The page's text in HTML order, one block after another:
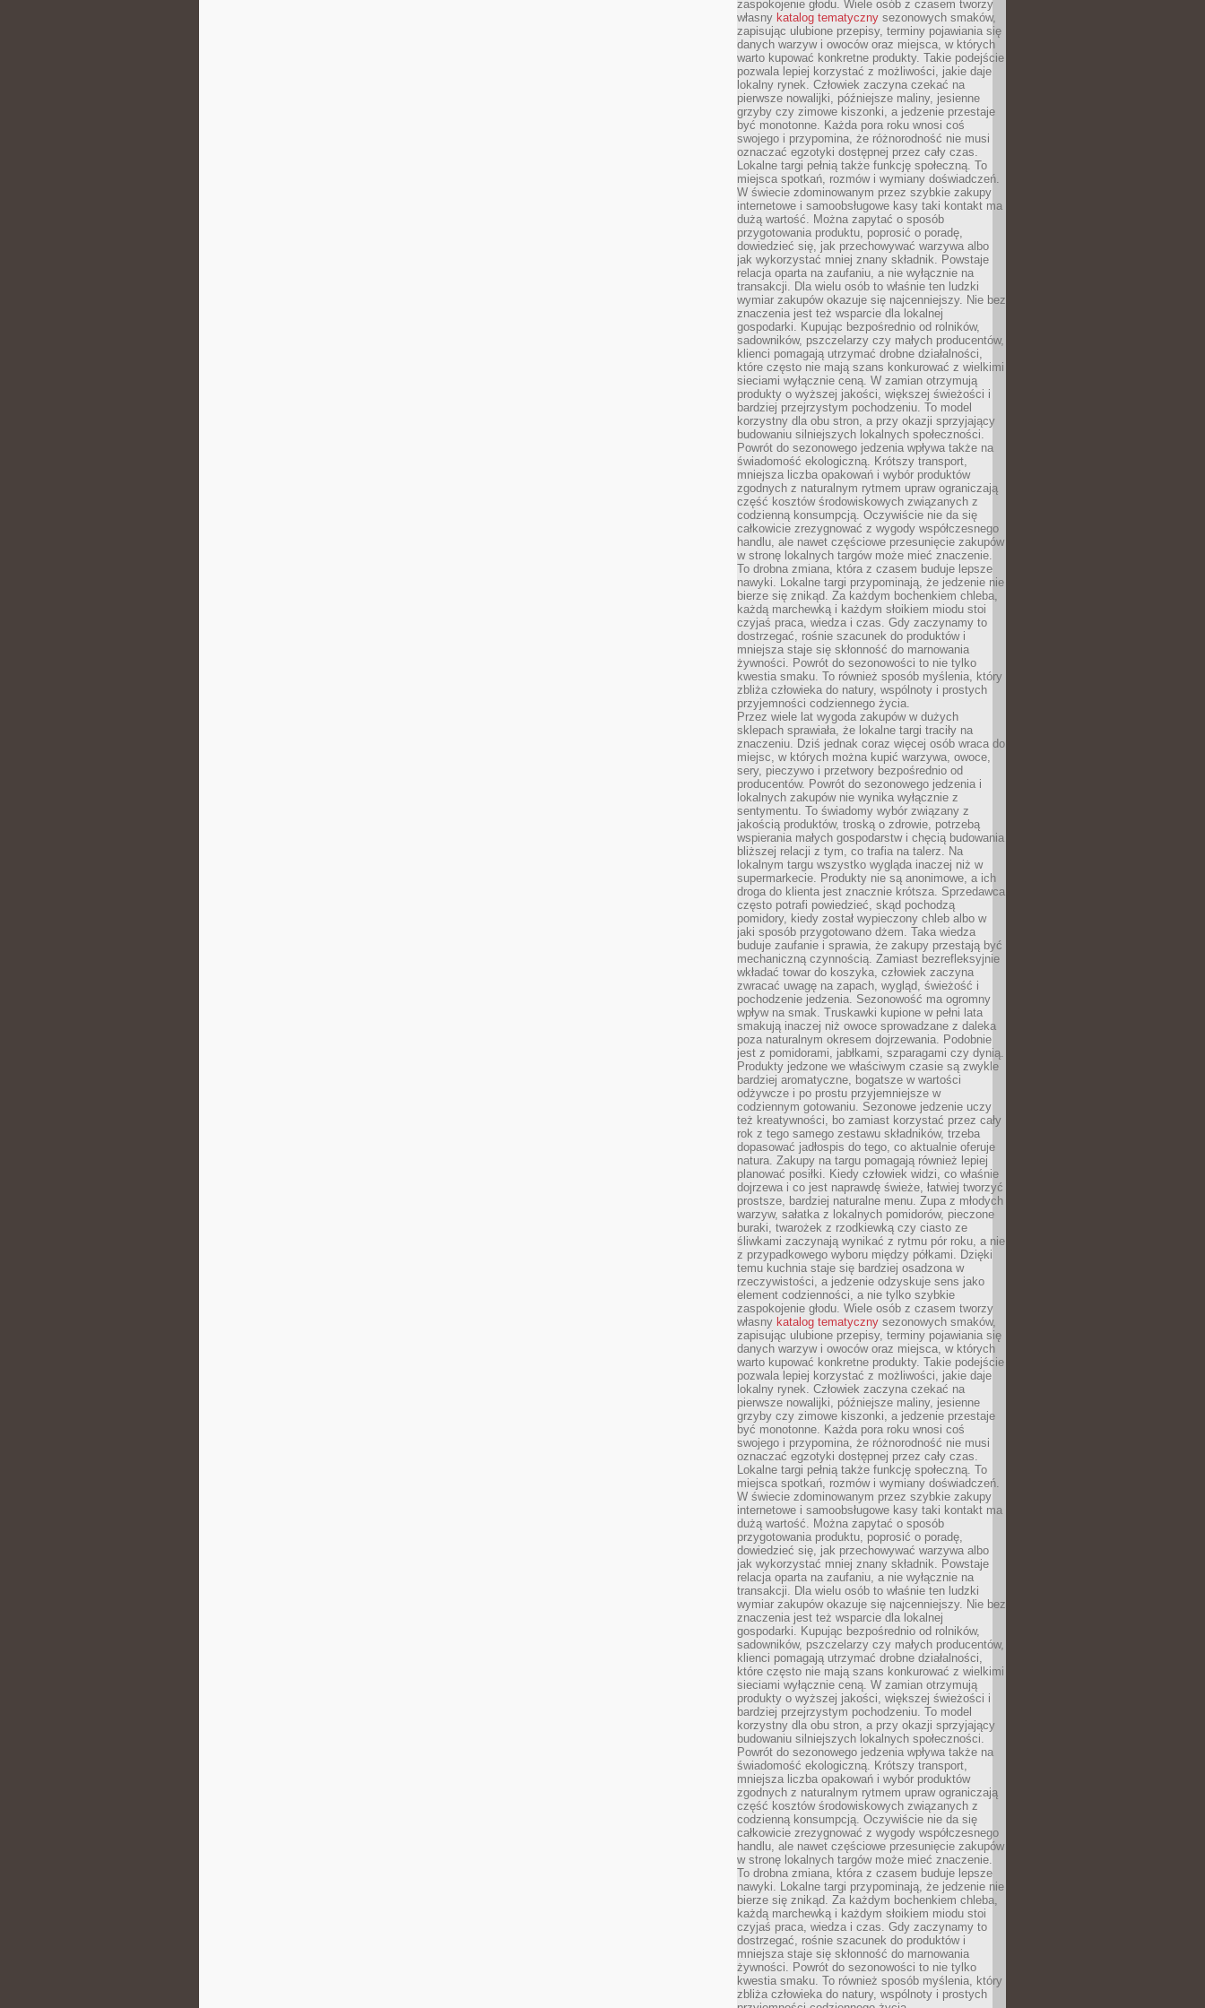
zaspokojenie głodu. Wiele osób z czasem tworzy
własny katalog tematyczny sezonowych smaków,
zapisując ulubione przepisy, terminy pojawiania się
danych warzyw i owoców oraz miejsca, w których
warto kupować konkretne produkty. Takie podejście
pozwala lepiej korzystać z możliwości, jakie daje
lokalny rynek. Człowiek zaczyna czekać na
pierwsze nowalijki, późniejsze maliny, jesienne
grzyby czy zimowe kiszonki, a jedzenie przestaje
być monotonne. Każda pora roku wnosi coś
swojego i przypomina, że różnorodność nie musi
oznaczać egzotyki dostępnej przez cały czas.
Lokalne targi pełnią także funkcję społeczną. To
miejsca spotkań, rozmów i wymiany doświadczeń.
W świecie zdominowanym przez szybkie zakupy
internetowe i samoobsługowe kasy taki kontakt ma
dużą wartość. Można zapytać o sposób
przygotowania produktu, poprosić o poradę,
dowiedzieć się, jak przechowywać warzywa albo
jak wykorzystać mniej znany składnik. Powstaje
relacja oparta na zaufaniu, a nie wyłącznie na
transakcji. Dla wielu osób to właśnie ten ludzki
wymiar zakupów okazuje się najcenniejszy. Nie bez
znaczenia jest też wsparcie dla lokalnej
gospodarki. Kupując bezpośrednio od rolników,
sadowników, pszczelarzy czy małych producentów,
klienci pomagają utrzymać drobne działalności,
które często nie mają szans konkurować z wielkimi
sieciami wyłącznie ceną. W zamian otrzymują
produkty o wyższej jakości, większej świeżości i
bardziej przejrzystym pochodzeniu. To model
korzystny dla obu stron, a przy okazji sprzyjający
budowaniu silniejszych lokalnych społeczności.
Powrót do sezonowego jedzenia wpływa także na
świadomość ekologiczną. Krótszy transport,
mniejsza liczba opakowań i wybór produktów
zgodnych z naturalnym rytmem upraw ograniczają
część kosztów środowiskowych związanych z
codzienną konsumpcją. Oczywiście nie da się
całkowicie zrezygnować z wygody współczesnego
handlu, ale nawet częściowe przesunięcie zakupów
w stronę lokalnych targów może mieć znaczenie.
To drobna zmiana, która z czasem buduje lepsze
nawyki. Lokalne targi przypominają, że jedzenie nie
bierze się znikąd. Za każdym bochenkiem chleba,
każdą marchewką i każdym słoikiem miodu stoi
czyjaś praca, wiedza i czas. Gdy zaczynamy to
dostrzegać, rośnie szacunek do produktów i
mniejsza staje się skłonność do marnowania
żywności. Powrót do sezonowości to nie tylko
kwestia smaku. To również sposób myślenia, który
zbliża człowieka do natury, wspólnoty i prostych
przyjemności codziennego życia.
Przez wiele lat wygoda zakupów w dużych
sklepach sprawiała, że lokalne targi traciły na
znaczeniu. Dziś jednak coraz więcej osób wraca do
miejsc, w których można kupić warzywa, owoce,
sery, pieczywo i przetwory bezpośrednio od
producentów. Powrót do sezonowego jedzenia i
lokalnych zakupów nie wynika wyłącznie z
sentymentu. To świadomy wybór związany z
jakością produktów, troską o zdrowie, potrzebą
wspierania małych gospodarstw i chęcią budowania
bliższej relacji z tym, co trafia na talerz. Na
lokalnym targu wszystko wygląda inaczej niż w
supermarkecie. Produkty nie są anonimowe, a ich
droga do klienta jest znacznie krótsza. Sprzedawca
często potrafi powiedzieć, skąd pochodzą
pomidory, kiedy został wypieczony chleb albo w
jaki sposób przygotowano dżem. Taka wiedza
buduje zaufanie i sprawia, że zakupy przestają być
mechaniczną czynnością. Zamiast bezrefleksyjnie
wkładać towar do koszyka, człowiek zaczyna
zwracać uwagę na zapach, wygląd, świeżość i
pochodzenie jedzenia. Sezonowość ma ogromny
wpływ na smak. Truskawki kupione w pełni lata
smakują inaczej niż owoce sprowadzane z daleka
poza naturalnym okresem dojrzewania. Podobnie
jest z pomidorami, jabłkami, szparagami czy dynią.
Produkty jedzone we właściwym czasie są zwykle
bardziej aromatyczne, bogatsze w wartości
odżywcze i po prostu przyjemniejsze w
codziennym gotowaniu. Sezonowe jedzenie uczy
też kreatywności, bo zamiast korzystać przez cały
rok z tego samego zestawu składników, trzeba
dopasować jadłospis do tego, co aktualnie oferuje
natura. Zakupy na targu pomagają również lepiej
planować posiłki. Kiedy człowiek widzi, co właśnie
dojrzewa i co jest naprawdę świeże, łatwiej tworzyć
prostsze, bardziej naturalne menu. Zupa z młodych
warzyw, sałatka z lokalnych pomidorów, pieczone
buraki, twarożek z rzodkiewką czy ciasto ze
śliwkami zaczynają wynikać z rytmu pór roku, a nie
z przypadkowego wyboru między półkami. Dzięki
temu kuchnia staje się bardziej osadzona w
rzeczywistości, a jedzenie odzyskuje sens jako
element codzienności, a nie tylko szybkie
zaspokojenie głodu. Wiele osób z czasem tworzy
własny katalog tematyczny sezonowych smaków,
zapisując ulubione przepisy, terminy pojawiania się
danych warzyw i owoców oraz miejsca, w których
warto kupować konkretne produkty. Takie podejście
pozwala lepiej korzystać z możliwości, jakie daje
lokalny rynek. Człowiek zaczyna czekać na
pierwsze nowalijki, późniejsze maliny, jesienne
grzyby czy zimowe kiszonki, a jedzenie przestaje
być monotonne. Każda pora roku wnosi coś
swojego i przypomina, że różnorodność nie musi
oznaczać egzotyki dostępnej przez cały czas.
Lokalne targi pełnią także funkcję społeczną. To
miejsca spotkań, rozmów i wymiany doświadczeń.
W świecie zdominowanym przez szybkie zakupy
internetowe i samoobsługowe kasy taki kontakt ma
dużą wartość. Można zapytać o sposób
przygotowania produktu, poprosić o poradę,
dowiedzieć się, jak przechowywać warzywa albo
jak wykorzystać mniej znany składnik. Powstaje
relacja oparta na zaufaniu, a nie wyłącznie na
transakcji. Dla wielu osób to właśnie ten ludzki
wymiar zakupów okazuje się najcenniejszy. Nie bez
znaczenia jest też wsparcie dla lokalnej
gospodarki. Kupując bezpośrednio od rolników,
sadowników, pszczelarzy czy małych producentów,
klienci pomagają utrzymać drobne działalności,
które często nie mają szans konkurować z wielkimi
sieciami wyłącznie ceną. W zamian otrzymują
produkty o wyższej jakości, większej świeżości i
bardziej przejrzystym pochodzeniu. To model
korzystny dla obu stron, a przy okazji sprzyjający
budowaniu silniejszych lokalnych społeczności.
Powrót do sezonowego jedzenia wpływa także na
świadomość ekologiczną. Krótszy transport,
mniejsza liczba opakowań i wybór produktów
zgodnych z naturalnym rytmem upraw ograniczają
część kosztów środowiskowych związanych z
codzienną konsumpcją. Oczywiście nie da się
całkowicie zrezygnować z wygody współczesnego
handlu, ale nawet częściowe przesunięcie zakupów
w stronę lokalnych targów może mieć znaczenie.
To drobna zmiana, która z czasem buduje lepsze
nawyki. Lokalne targi przypominają, że jedzenie nie
bierze się znikąd. Za każdym bochenkiem chleba,
każdą marchewką i każdym słoikiem miodu stoi
czyjaś praca, wiedza i czas. Gdy zaczynamy to
dostrzegać, rośnie szacunek do produktów i
mniejsza staje się skłonność do marnowania
żywności. Powrót do sezonowości to nie tylko
kwestia smaku. To również sposób myślenia, który
zbliża człowieka do natury, wspólnoty i prostych